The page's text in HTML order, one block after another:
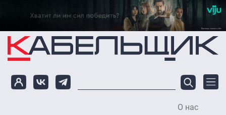
Перейти к основному содержанию
О нас